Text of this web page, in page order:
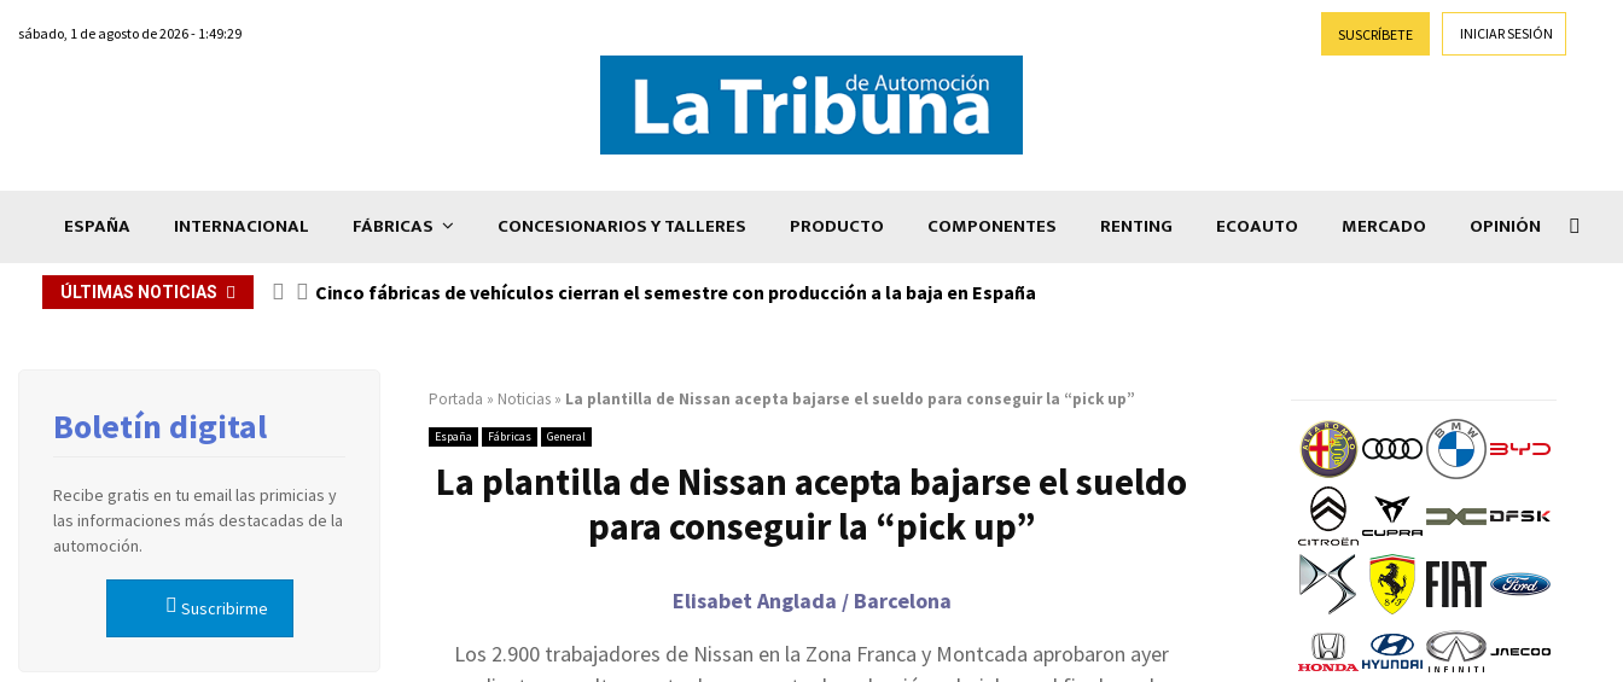
sábado, 1 de agosto de 2026 - 1:49:29 SUSCRÍBETE INICIAR SESIÓN
ESPAÑA INTERNACIONAL FÁBRICAS CONCESIONARIOS Y TALLERES PRODUCTO COMPONENTES RENTING ECOAUTO MERCADO OPINIÓN
ÚLTIMAS NOTICIAS Cinco fábricas de vehículos cierran el semestre con producción a la baja en España
Portada » Noticias » La plantilla de Nissan acepta bajarse el sueldo para conseguir la “pick up”
España Fábricas General
La plantilla de Nissan acepta bajarse el sueldo
para conseguir la “pick up”
Elisabet Anglada / Barcelona
Los 2.900 trabajadores de Nissan en la Zona Franca y Montcada aprobaron ayer
Boletín digital
Recibe gratis en tu email las primicias y
las informaciones más destacadas de la
automoción.
Suscribirme